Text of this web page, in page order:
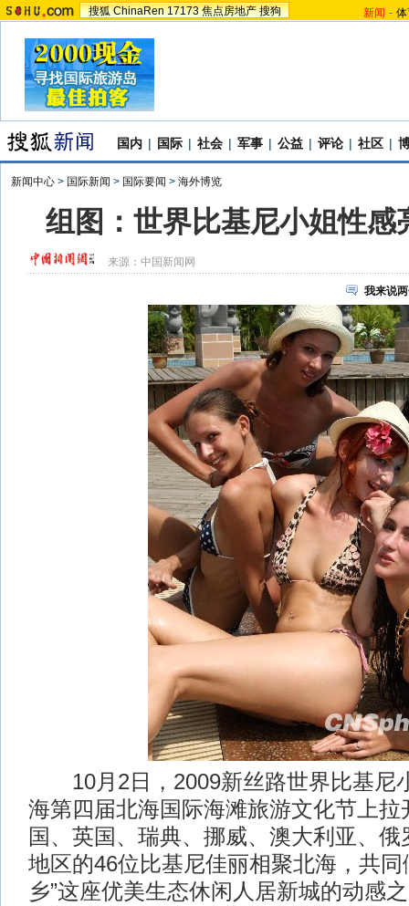
搜狐 ChinaRen 17173 焦点房地产 搜狗 新闻 -
国内 | 国际 | 社会 | 军事 | 公益 | 评论 | 社区 |
新闻中心 > 国际新闻 > 国际要闻 > 海外博览
组图：世界比基尼小姐性感
来源： 中国新闻网
我来说
10月2日，2009新丝路世界比基尼
海第四届北海国际海滩旅游文化节上拉
国、英国、瑞典、挪威、澳大利亚、
地区的46位比基尼佳丽相聚北海，共同
乡”这座优美生态休闲人居新城的动感